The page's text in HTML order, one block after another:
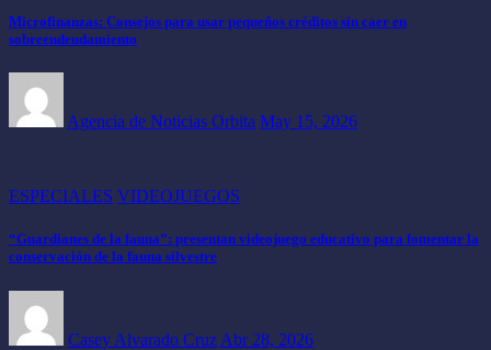
Microfinanzas: Consejos para usar pequeños créditos sin caer en
sobreendeudamiento
Agencia de Noticias Orbita May 15, 2026
ESPECIALES VIDEOJUEGOS
“Guardianes de la fauna”: presentan videojuego educativo para fomentar la
conservación de la fauna silvestre
Casey Alvarado Cruz Abr 28, 2026